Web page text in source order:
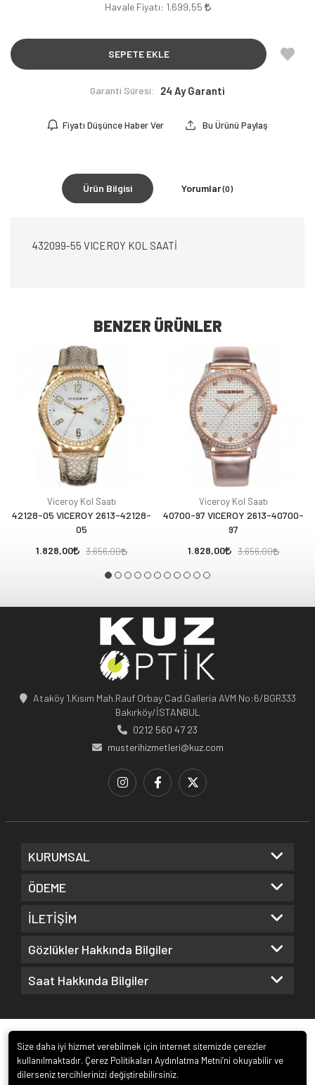
Havale Fiyatı: 1.699,55
SEPETE EKLE
Garanti Süresi: 24 Ay Garanti
Fiyatı Düşünce Haber Ver Bu Ürünü Paylaş
Ürün Bilgisi Yorumlar(0)
432099-55 VICEROY KOL SAATİ
BENZER ÜRÜNLER
Viceroy Kol Saatı
42128-05 VICEROY 2613-42128-
05
1.828,00
3.656,00
Viceroy Kol Saatı
40700-97 VICEROY 2613-40700-
97
1.828,00
3.656,00
Ataköy 1.Kısım Mah.Rauf Orbay Cad.Galleria AVM No:6/BGR333
Bakırköy/İSTANBUL
0212 560 47 23
musterihizmetleri@kuz.com
KURUMSAL
ÖDEME
İLETİŞİM
Gözlükler Hakkında Bilgiler
Saat Hakkında Bilgiler
Size daha iyi hizmet verebilmek için internet sitemizde çerezler
kullanılmaktadır. Çerez Politikaları Aydınlatma Metni’ni okuyabilir ve
dilerseniz tercihlerinizi değiştirebilirsiniz.